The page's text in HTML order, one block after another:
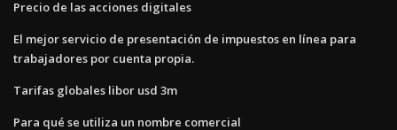
Precio de las acciones digitales
El mejor servicio de presentación de impuestos en línea para
trabajadores por cuenta propia.
Tarifas globales libor usd 3m
Para qué se utiliza un nombre comercial